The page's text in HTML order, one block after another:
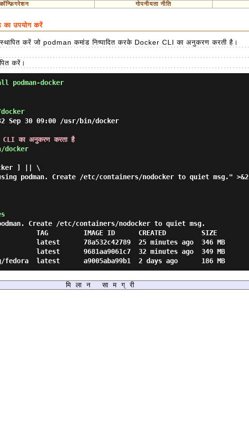
गोपनीयता नीति
उपयोग करें
करें जो podman कमांड निष्पादित करके Docker CLI का अनुकरण करती है।
करें।
podman-docker
Sep 30 09:00 /usr/bin/docker
CLI का अनुकरण करता है
] || \
podman. Create /etc/containers/nodocker to quiet msg." >&2
Create /etc/containers/nodocker to quiet msg.
TAG         IMAGE ID      CREATED         SIZE
latest      78a532c42789  25 minutes ago  346 MB
latest      9681aa9061c7  32 minutes ago  349 MB
मिलान सामग्री